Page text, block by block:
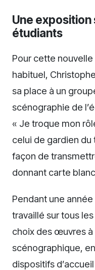
Une
étudiants
Pour cette
habituel,
sa place à un
scénographie de
« Je troque mon
celui de gardien du
façon de
donnant carte
Pendant une
travaillé sur tous
choix des œuvres
scénographique,
dispositifs